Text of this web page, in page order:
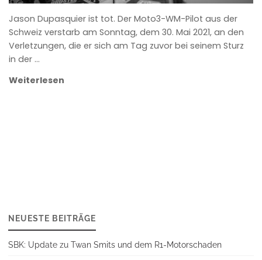
Jason Dupasquier ist tot. Der Moto3-WM-Pilot aus der
Schweiz verstarb am Sonntag, dem 30. Mai 2021, an den
Verletzungen, die er sich am Tag zuvor bei seinem Sturz
in der …
Weiterlesen
NEUESTE BEITRÄGE
SBK: Update zu Twan Smits und dem R1-Motorschaden